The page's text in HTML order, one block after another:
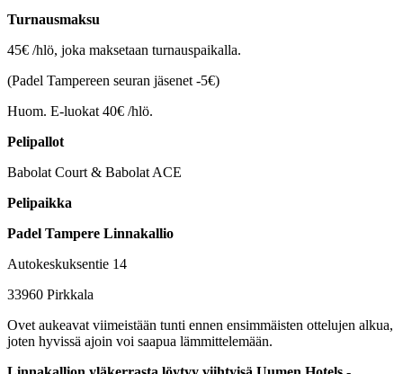
Turnausmaksu
45€ /hlö, joka maksetaan turnauspaikalla.
(Padel Tampereen seuran jäsenet -5€)
Huom. E-luokat 40€ /hlö.
Pelipallot
Babolat Court & Babolat ACE
Pelipaikka
Padel Tampere Linnakallio
Autokeskuksentie 14
33960 Pirkkala
Ovet aukeavat viimeistään tunti ennen ensimmäisten ottelujen alkua,
joten hyvissä ajoin voi saapua lämmittelemään.